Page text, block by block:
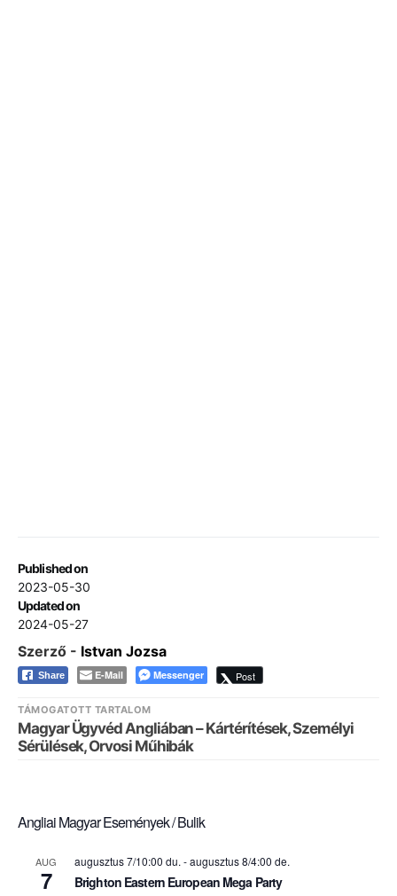
Published on
2023-05-30
Updated on
2024-05-27
Szerző - Istvan Jozsa
Share E-Mail Messenger Post
TÁMOGATOTT TARTALOM
Magyar Ügyvéd Angliában – Kártérítések, Személyi
Sérülések, Orvosi Műhibák
Angliai Magyar Események / Bulik
AUG
7
augusztus 7/10:00 du. -augusztus 8/4:00 de.
Brighton Eastern European Mega Party